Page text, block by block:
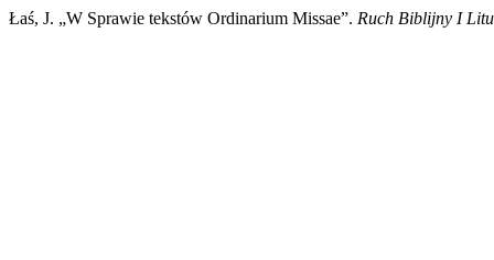
Łaś, J. „W Sprawie tekstów Ordinarium Missae”. Ruch Biblijny I